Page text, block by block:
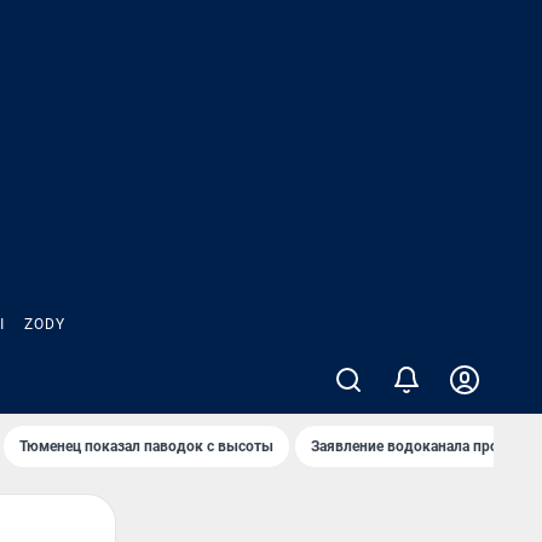
ZODY
Тюменец показал паводок с высоты Заявление водоканала про